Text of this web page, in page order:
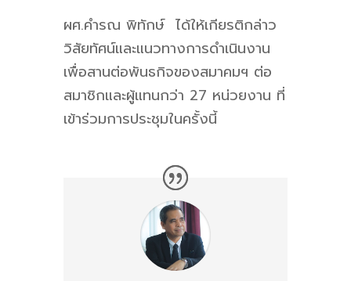
ผศ.คำรณ พิทักษ์ ได้ให้เกียรติกล่าว
วิสัยทัศน์และแนวทางการดำเนินงาน
เพื่อสานต่อพันธกิจของสมาคมฯ ต่อ
สมาชิกและผู้แทนกว่า 27 หน่วยงาน ที่
เข้าร่วมการประชุมในครั้งนี้